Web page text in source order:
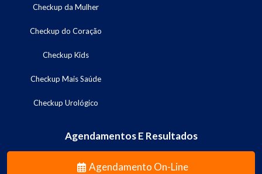
Checkup da Mulher
Checkup do Coração
Checkup Kids
Checkup Mais Saúde
Checkup Urológico
Agendamentos E Resultados
Agendamento On-Line